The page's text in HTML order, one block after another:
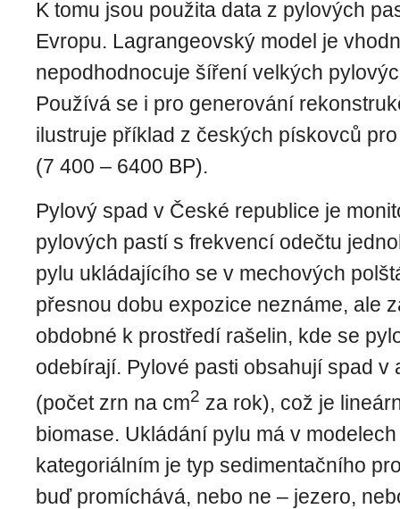
K tomu jsou použita data z pylových
Evropu. Lagrangeovský model je
nepodhodnocuje šíření velkých
Používá se i pro generování
ilustruje příklad z českých pískovců
(7 400 – 6400 BP).
Pylový spad v České republice je
pylových pastí s frekvencí odečtu
pylu ukládajícího se v mechových
přesnou dobu expozice neznáme, ale
obdobné k prostředí rašelin, kde se
odebírají. Pylové pasti obsahují spad v
(počet zrn na cm2 za rok), což je
biomase. Ukládání pylu má v
kategoriálním je typ sedimentačního
buď promíchává, nebo ne – jezero,